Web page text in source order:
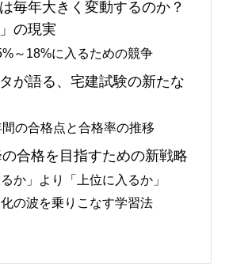
毎年大きく変動するのか？
の現実
～18%に入るための競争
が語る、宅建試験の新たな
の合格点と合格率の推移
合格を目指すための新戦略
るか」より「上位に入るか」
の波を乗りこなす学習法